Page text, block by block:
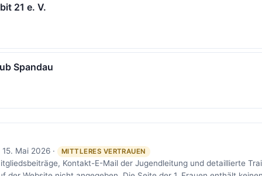
21 e. V.
Spandau
Mai 2026 · MITTLERES VERTRAUEN
Kontakt-E-Mail der Jugendleitung und detaillierte